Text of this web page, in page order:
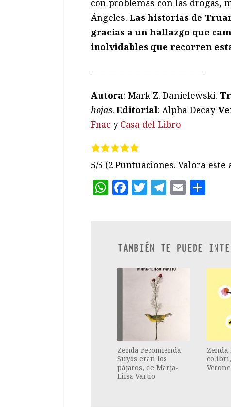
con problemas con las drogas,
Ángeles. Las historias de
gracias a un hallazgo que
inolvidables que recorren
—————————————
Autora: Mark Z. Danielewski.
hojas. Editorial: Alpha Decay.
Fnac y Casa del Libro.
5/5 (2 Puntuaciones. Valora
WhatsApp
Facebook
Twitter
Telegram
Email
TAMBIÉN TE PUEDE
Zenda recomienda:
Suyos eran los
pájaros, de Marja-
Liisa Vartio
Zenda
colibrí,